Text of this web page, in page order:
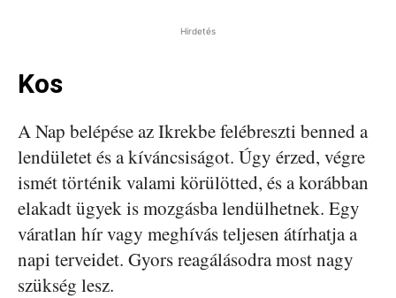
Hirdetés
Kos
A Nap belépése az Ikrekbe felébreszti benned a
lendületet és a kíváncsiságot. Úgy érzed, végre
ismét történik valami körülötted, és a korábban
elakadt ügyek is mozgásba lendülhetnek. Egy
váratlan hír vagy meghívás teljesen átírhatja a
napi terveidet. Gyors reagálásodra most nagy
szükség lesz.